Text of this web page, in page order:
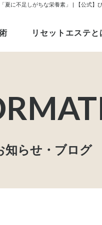
「夏に不足しがちな栄養素」 | 【公式
リセットエステと
知らせ・ブログ